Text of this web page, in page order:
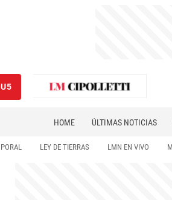
HOME ÚLTIMAS NOTICIAS
LEY DE TIERRAS LMN EN VIVO